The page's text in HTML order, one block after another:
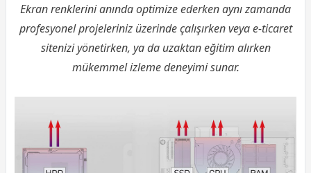
Ekran renklerini anında optimize ederken aynı zamanda
profesyonel projeleriniz üzerinde çalışırken veya e-ticaret
sitenizi yönetirken, ya da uzaktan eğitim alırken
mükemmel izleme deneyimi sunar.